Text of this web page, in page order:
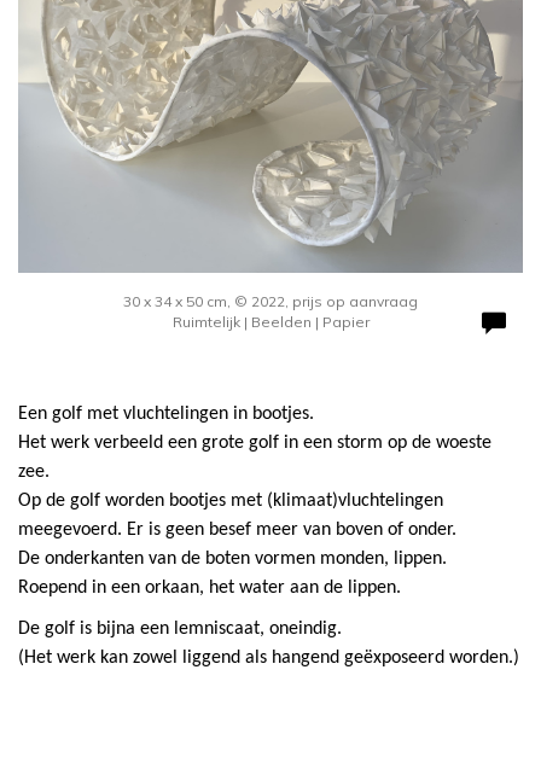
30 x 34 x 50 cm, © 2022, prijs op aanvraag
Ruimtelijk | Beelden | Papier
Een golf met vluchtelingen in bootjes.
Het werk verbeeld een grote golf in een storm op de woeste
zee.
Op de golf worden bootjes met (klimaat)vluchtelingen
meegevoerd. Er is geen besef meer van boven of onder.
De onderkanten van de boten vormen monden, lippen.
Roepend in een orkaan, het water aan de lippen.
De golf is bijna een lemniscaat, oneindig.
(Het werk kan zowel liggend als hangend geëxposeerd worden.)